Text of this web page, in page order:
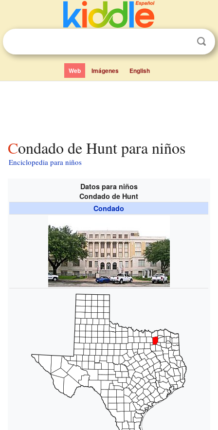
Web Imágenes English
Condado de Hunt para niños
Enciclopedia para niños
Datos para niños
Condado de Hunt
Condado